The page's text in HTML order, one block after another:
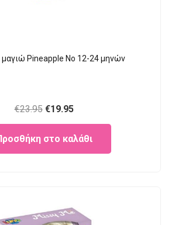
Pineapple Νο 12-24 μηνών
€23.95 Original
price
was:
€23.95.
€19.95Current
price
is:
€19.95.
στο καλάθι